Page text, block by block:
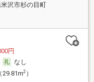
沢市杉の目町
円
なし
29.81m2）